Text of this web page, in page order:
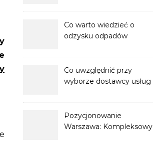
Co warto wiedzieć o
odzysku odpadów
Co uwzględnić przy
wyborze dostawcy usług
Pozycjonowanie
Warszawa: Kompleksowy